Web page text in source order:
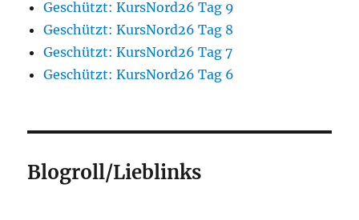
Geschützt: KursNord26 Tag 9
Geschützt: KursNord26 Tag 8
Geschützt: KursNord26 Tag 7
Geschützt: KursNord26 Tag 6
Blogroll/Lieblinks